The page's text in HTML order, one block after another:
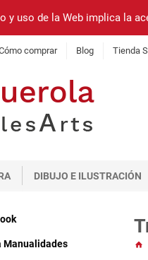
y uso de la Web implica la
comprar Blog Tienda
DIBUJO E ILUSTRACIÓN
Manualidades